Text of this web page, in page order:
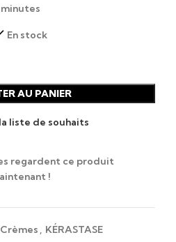
minutes
En stock
AU PANIER
liste de souhaits
regardent ce produit
!
Crèmes , KÉRASTASE